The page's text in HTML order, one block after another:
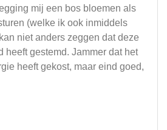
mij een bos bloemen als
(welke ik ook inmiddels
niet anders zeggen dat deze
heeft gestemd. Jammer dat het
heeft gekost, maar eind goed,